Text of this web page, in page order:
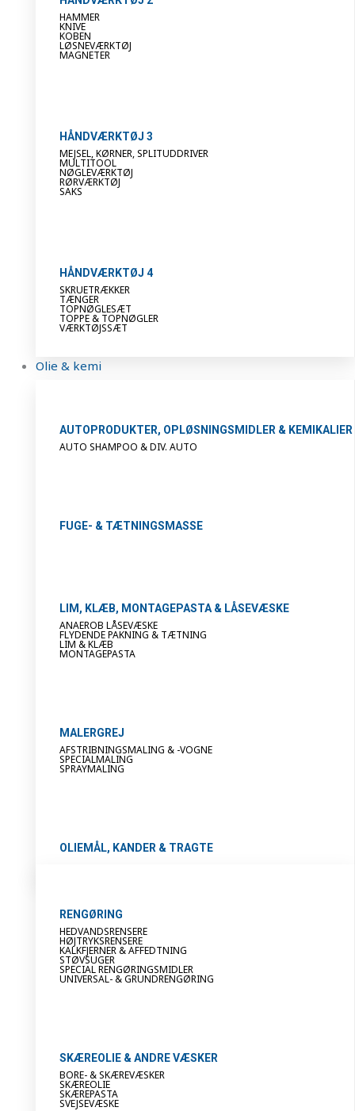
HAMMER
KNIVE
KOBEN
LØSNEVÆRKTØJ
MAGNETER
HÅNDVÆRKTØJ 3
MEJSEL, KØRNER, SPLITUDDRIVER
MULTITOOL
NØGLEVÆRKTØJ
RØRVÆRKTØJ
SAKS
HÅNDVÆRKTØJ 4
SKRUETRÆKKER
TÆNGER
TOPNØGLESÆT
TOPPE & TOPNØGLER
VÆRKTØJSSÆT
Olie & kemi
AUTOPRODUKTER, OPLØSNINGSMIDLER & KEMIKALIER
AUTO SHAMPOO & DIV. AUTO
FUGE- & TÆTNINGSMASSE
LIM, KLÆB, MONTAGEPASTA & LÅSEVÆSKE
ANAEROB LÅSEVÆSKE
FLYDENDE PAKNING & TÆTNING
LIM & KLÆB
MONTAGEPASTA
MALERGREJ
AFSTRIBNINGSMALING & -VOGNE
SPECIALMALING
SPRAYMALING
OLIEMÅL, KANDER & TRAGTE
RENGØRING
HEDVANDSRENSERE
HØJTRYKSRENSERE
KALKFJERNER & AFFEDTNING
STØVSUGER
SPECIAL RENGØRINGSMIDLER
UNIVERSAL- & GRUNDRENGØRING
SKÆREOLIE & ANDRE VÆSKER
BORE- & SKÆREVÆSKER
SKÆREOLIE
SKÆREPASTA
SVEJSEVÆSKE